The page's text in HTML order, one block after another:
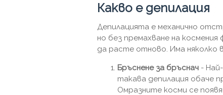
Какво е депилация
Депилацията е механично
но без премахване на
да расте отново. Има няколко
Бръснене за бръснач -
такава депилация обаче
Омразните косми се